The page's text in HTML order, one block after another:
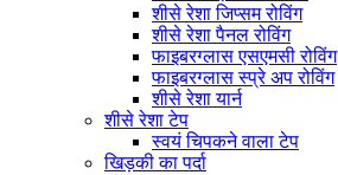
शीसे रेशा जिप्सम रोविंग
शीसे रेशा पैनल रोविंग
फाइबरग्लास एसएमसी रोविंग
फाइबरग्लास स्प्रे अप रोविंग
शीसे रेशा यार्न
शीसे रेशा टेप
स्वयं चिपकने वाला टेप
खिड़की का पर्दा